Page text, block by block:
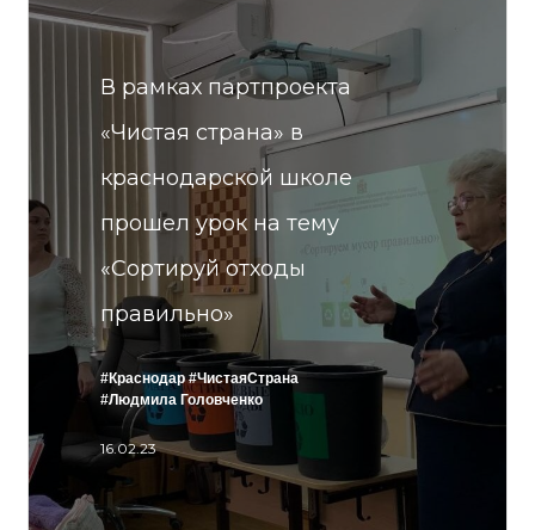
В рамках партпроекта
«Чистая страна» в
краснодарской школе
прошел урок на тему
«Сортируй отходы
правильно»
#Краснодар #ЧистаяСтрана
#Людмила Головченко
16.02.23